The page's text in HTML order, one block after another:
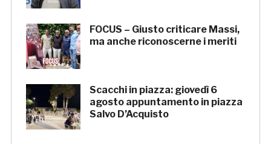
FOCUS – Giusto criticare Massi,
ma anche riconoscerne i meriti
Scacchi in piazza: giovedì 6
agosto appuntamento in piazza
Salvo D’Acquisto